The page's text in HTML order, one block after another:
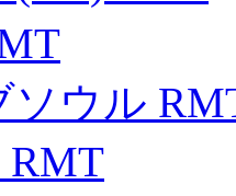
ソウル